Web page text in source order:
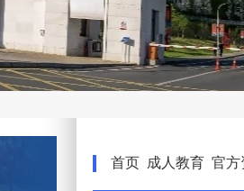
首页 成人教育 官方